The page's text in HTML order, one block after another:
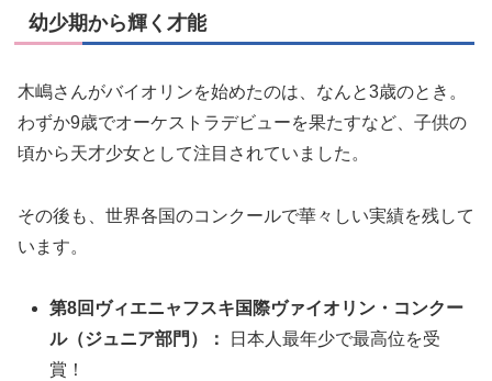
幼少期から輝く才能
木嶋さんがバイオリンを始めたのは、なんと3歳のとき。
わずか9歳でオーケストラデビューを果たすなど、子供の
頃から天才少女として注目されていました。
その後も、世界各国のコンクールで華々しい実績を残して
います。
第8回ヴィエニャフスキ国際ヴァイオリン・コンクー
ル（ジュニア部門）：
日本人最年少で最高位を受
賞！